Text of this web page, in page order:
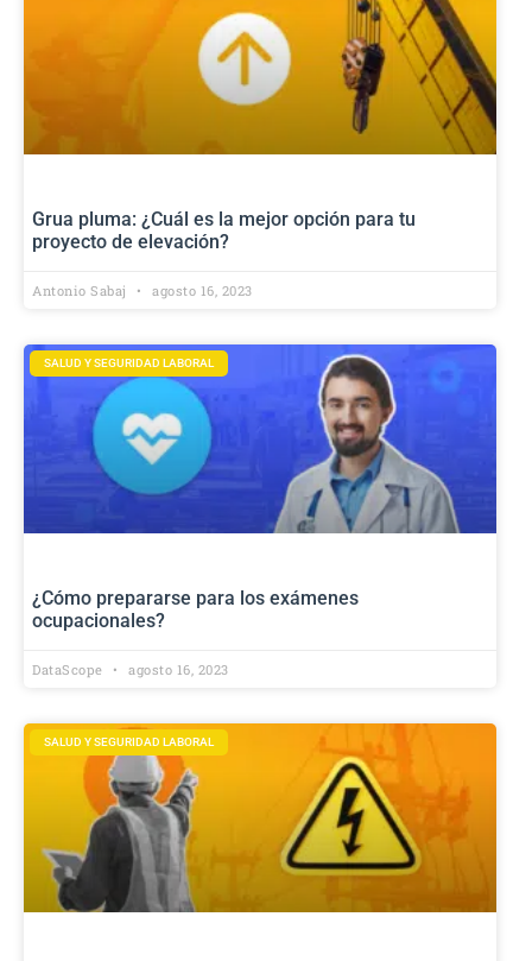
Grua pluma: ¿Cuál es la mejor opción para tu
proyecto de elevación?
Antonio Sabaj agosto 16, 2023
SALUD Y SEGURIDAD LABORAL
¿Cómo prepararse para los exámenes
ocupacionales?
DataScope agosto 16, 2023
SALUD Y SEGURIDAD LABORAL